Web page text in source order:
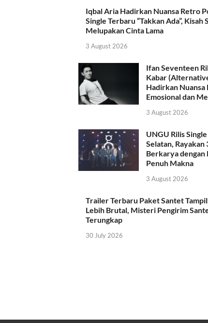
Iqbal Aria Hadirkan Nuansa Retro
Single Terbaru “Takkan Ada”, Kisah
Melupakan Cinta Lama
3 August 2026
Ifan Seventeen
Kabar
Hadirkan Nuansa
Emosional dan
3 August 2026
UNGU Rilis
Selatan, Rayakan
Berkarya dengan
Penuh Makna
3 August 2026
Trailer Terbaru Paket Santet
Lebih Brutal, Misteri Pengirim
Terungkap
30 July 2026